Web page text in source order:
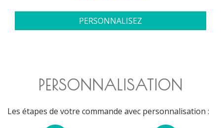
PERSONNALISEZ
PERSONNALISATION
Les étapes de votre commande avec personnalisation :